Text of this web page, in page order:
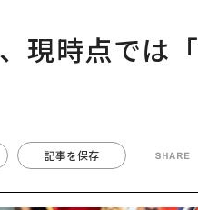
現時点では
記事を保存